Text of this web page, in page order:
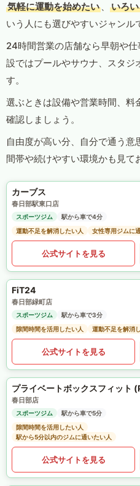
気軽に運動を始めたい 、 いろ
いう人にも選びやすいジャンル
24時間営業の店舗なら早朝や
設ではプールやサウナ、スタジ
す。
選ぶときは設備や営業時間、料
確認しましょう。
自由度が高い分、自分で通う
間帯や続けやすい環境かも見て
カーブス
春日部駅東口店
スポーツジム
駅から車で4分
運動不足を解消したい人
女性専用ジムに
公式サイトを見る
FiT24
春日部緑町店
スポーツジム
駅から車で3分
隙間時間を活用したい人
運動不足を解消
公式サイトを見る
春日部店
スポーツジム
駅から車で5分
隙間時間を活用したい人
駅から5分以内のジムに通いたい人
公式サイトを見る